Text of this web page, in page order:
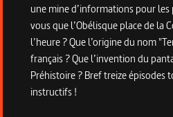
une mine d’informations pour
vous que l’Obélisque place de la
l’heure ? Que l’origine du nom
français ? Que l’invention du
Préhistoire ? Bref treize épisodes
instructifs !